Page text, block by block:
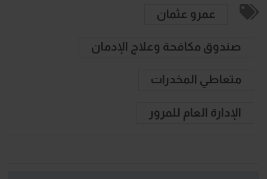
عمرو عثمان
صندوق مكافحة وعلاج الإدمان
متعاطي المخدرات
الإدارة العام للمرور